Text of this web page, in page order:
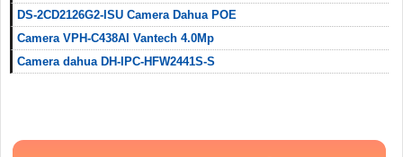
DS-2CD2126G2-ISU Camera Dahua POE
Camera VPH-C438AI Vantech 4.0Mp
Camera dahua DH-IPC-HFW2441S-S